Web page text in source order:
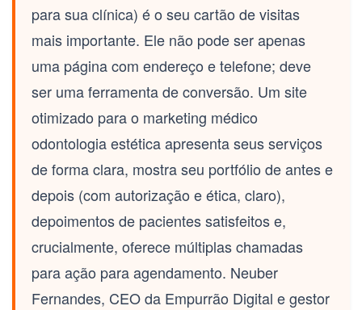
para sua clínica) é o seu cartão de visitas
mais importante. Ele não pode ser apenas
uma página com endereço e telefone; deve
ser uma ferramenta de conversão. Um site
otimizado para o marketing médico
odontologia estéticaapresenta seus serviços
de forma clara, mostra seu portfólio de antes e
depois (com autorização e ética, claro),
depoimentos de pacientes satisfeitos e,
crucialmente, oferece múltiplas chamadas
para ação para agendamento. Neuber
Fernandes, CEO da Empurrão Digital e gestor